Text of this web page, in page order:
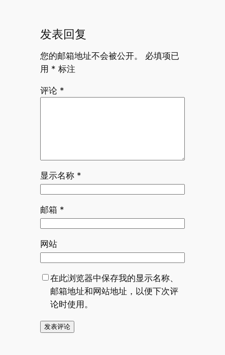
发表回复
您的邮箱地址不会被公开。
必填项已
用 * 标注
评论 *
显示名称 *
邮箱 *
网站
在此浏览器中保存我的显示名称、
邮箱地址和网站地址，以便下次评
论时使用。